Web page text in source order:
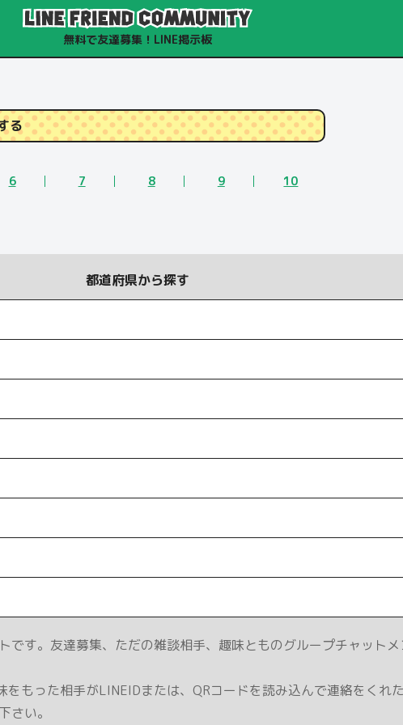
無料で友達募集！LINE掲示板
る
6 7 8 9 10
都道府県から探す
す。友達募集、ただの雑談相手、趣味とものグループチャット
もった相手がLINEIDまたは、QRコードを読み込んで連絡をくれ
さい。